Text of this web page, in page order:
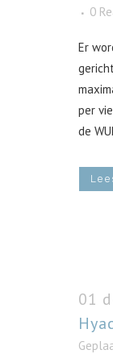
0
Er
per
de
01